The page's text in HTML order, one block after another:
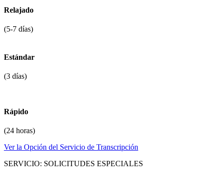
Relajado
(5-7 días)
Estándar
(3 días)
Rápido
(24 horas)
Ver la Opción del Servicio de Transcripción
SERVICIO: SOLICITUDES ESPECIALES